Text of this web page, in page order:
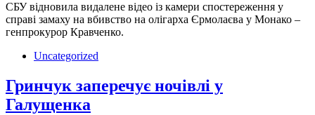
️СБУ відновила видалене відео із камери спостереження у
справі замаху на вбивство на олігарха Єрмолаєва у Монако –
генпрокурор Кравченко.
Uncategorized
Гринчук заперечує ночівлі у
Галущенка